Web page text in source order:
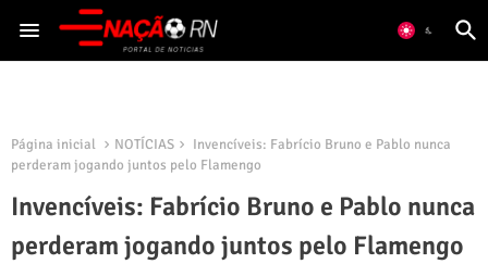
Página inicial NOTÍCIAS
Invencíveis: Fabrício Bruno e Pablo nunca
perderam jogando juntos pelo Flamengo
Invencíveis: Fabrício Bruno e Pablo nunca
perderam jogando juntos pelo Flamengo